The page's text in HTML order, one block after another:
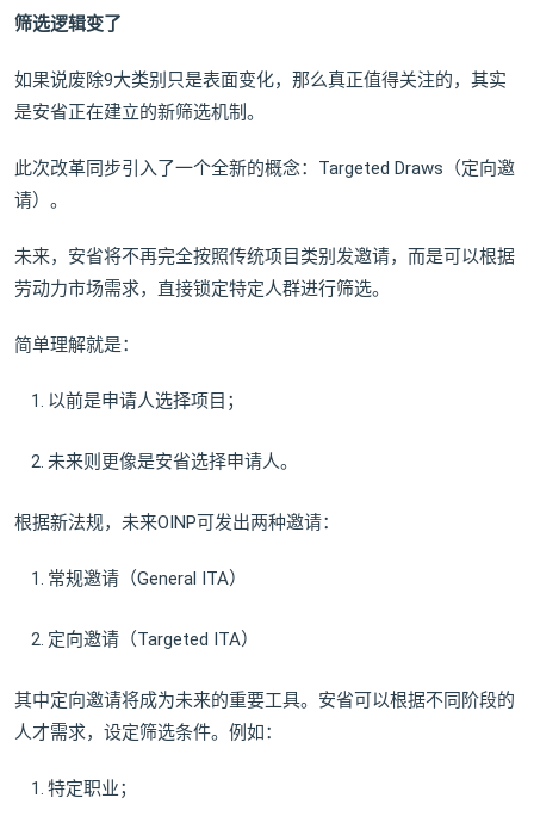
筛选逻辑变了
如果说废除9大类别只是表面变化，那么真正值得关注的，其实
是安省正在建立的新筛选机制。
此次改革同步引入了一个全新的概念：Targeted Draws（定向邀
请）。
未来，安省将不再完全按照传统项目类别发邀请，而是可以根据
劳动力市场需求，直接锁定特定人群进行筛选。
简单理解就是：
以前是申请人选择项目；
未来则更像是安省选择申请人。
根据新法规，未来OINP可发出两种邀请：
常规邀请（General ITA）
定向邀请（Targeted ITA）
其中定向邀请将成为未来的重要工具。安省可以根据不同阶段的
人才需求，设定筛选条件。例如：
特定职业；